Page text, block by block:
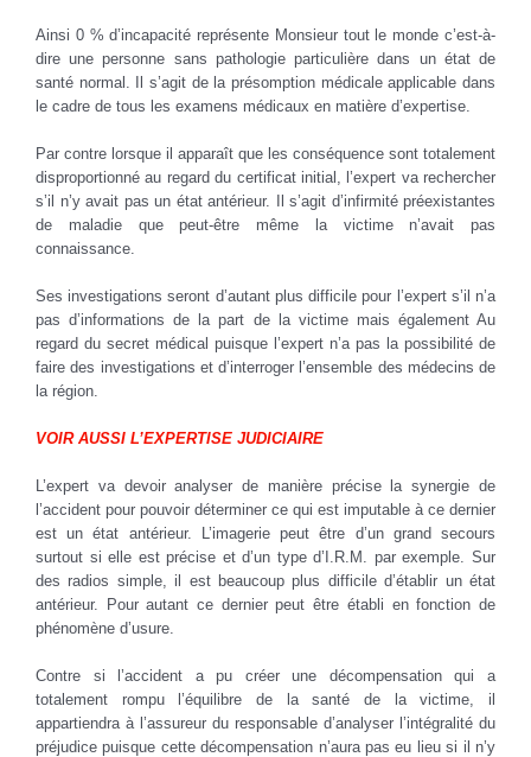
Ainsi 0 % d’incapacité représente Monsieur tout le monde c’est-à-
dire une personne sans pathologie particulière dans un état de
santé normal. Il s’agit de la présomption médicale applicable dans
le cadre de tous les examens médicaux en matière d’expertise.
Par contre lorsque il apparaît que les conséquence sont totalement
disproportionné au regard du certificat initial, l’expert va rechercher
s’il n’y avait pas un état antérieur. Il s’agit d’infirmité préexistantes
de maladie que peut-être même la victime n’avait pas
connaissance.
Ses investigations seront d’autant plus difficile pour l’expert s’il n’a
pas d’informations de la part de la victime mais également Au
regard du secret médical puisque l’expert n’a pas la possibilité de
faire des investigations et d’interroger l’ensemble des médecins de
la région.
VOIR AUSSI L’EXPERTISE JUDICIAIRE
L’expert va devoir analyser de manière précise la synergie de
l’accident pour pouvoir déterminer ce qui est imputable à ce dernier
est un état antérieur. L’imagerie peut être d’un grand secours
surtout si elle est précise et d’un type d’I.R.M. par exemple. Sur
des radios simple, il est beaucoup plus difficile d’établir un état
antérieur. Pour autant ce dernier peut être établi en fonction de
phénomène d’usure.
Contre si l’accident a pu créer une décompensation qui a
totalement rompu l’équilibre de la santé de la victime, il
appartiendra à l’assureur du responsable d’analyser l’intégralité du
préjudice puisque cette décompensation n’aura pas eu lieu si il n’y